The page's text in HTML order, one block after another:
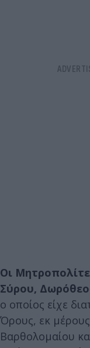
Οι
Σύρου,
ο οποίος είχε
Όρους, εκ
Βαρθολομαίου